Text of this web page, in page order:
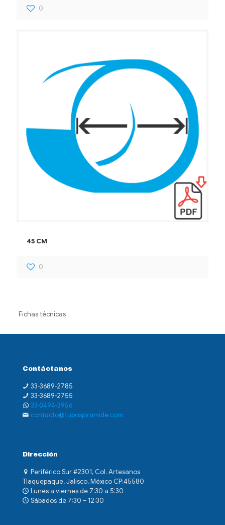
0
45 CM
0
Fichas técnicas
Contáctanos
33-3689-2785
33-3689-2755
33-3494-3956
contacto@tubospiramide.com
Dirección
Periférico Sur #2301, Col. Artesanos
Tlaquepaque, Jalisco, México CP:45580
Lunes a viernes de 7:30 a 5:30
Sábados de 7:30 – 12:30